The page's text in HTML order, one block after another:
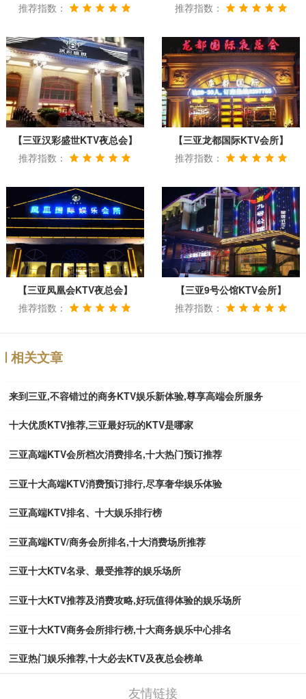
推荐指数：
推荐指数：
【三亚汉彩盛世KTV夜总会】
推荐指数：
【三亚龙都国际KTV会所】
推荐指数：
【三亚凤凰会KTV夜总会】
推荐指数：
【三亚9号公馆KTV会所】
推荐指数：
相关文章
来到三亚,不容错过的商务KTV娱乐新体验,尊享高端会所服务
十大优质KTV推荐,三亚最好玩的KTV是哪家
三亚高端KTV会所档次消费排名,十大热门预订推荐
三亚十大高端KTV消费预订排行,尽享奢华娱乐体验
三亚高端KTV排名、十大娱乐排行榜
三亚高端KTV/商务会所排名,十大消费场所推荐
三亚十大KTV名录、最受推荐的娱乐场所
三亚十大KTV推荐及消费攻略,好玩值得体验的娱乐场所
三亚十大KTV商务会所排行榜,十大商务娱乐中心排名
三亚热门娱乐推荐,十大必去KTV及夜总会榜单
友情链接